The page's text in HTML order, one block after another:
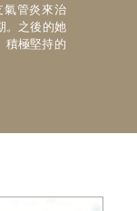
氣管炎來治
。之後的她
積極堅持的